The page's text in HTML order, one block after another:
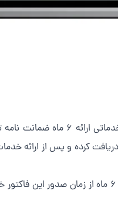
یکی از مهم‌ترین تفاوت‌های مجموعه
کرده و پس از ارائه
این فاکتور شامل تمامی خدمات انجام شده و قطعات